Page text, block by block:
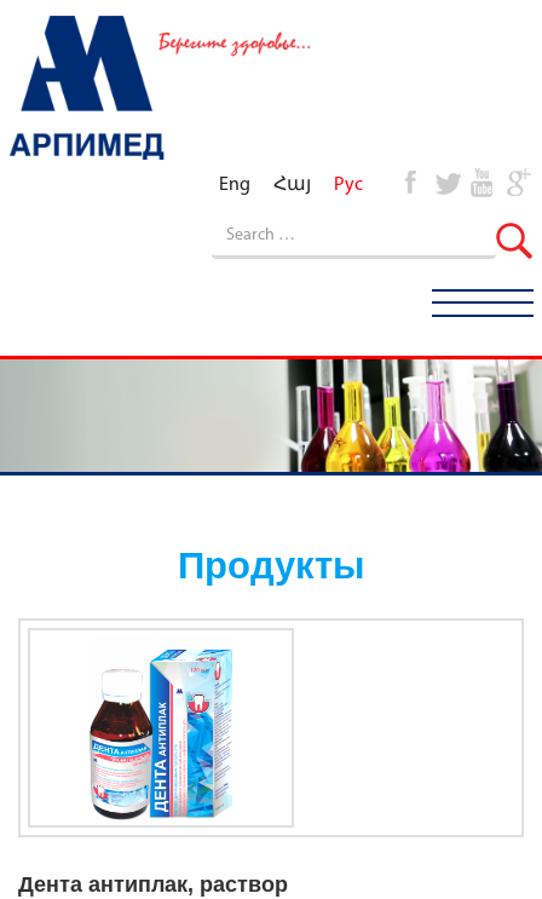
Eng Հայ Рус
Продукты
Дента антиплак, раствор